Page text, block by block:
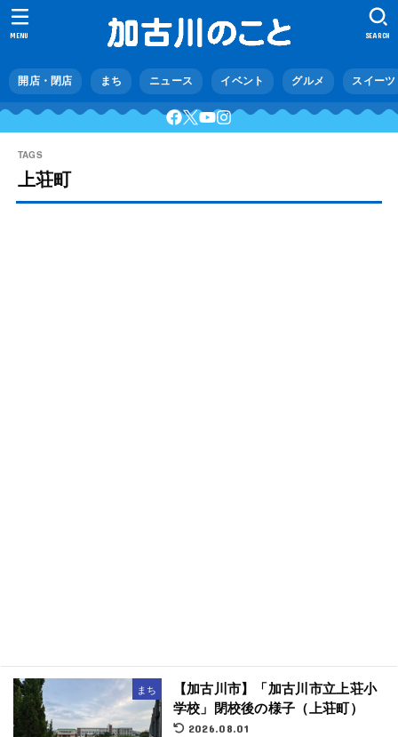
開店・閉店 まち ニュース イベント グルメ スイーツ
SEARCH
MENU
上荘町
まち
【加古川市】「加古川市立上荘小
学校」閉校後の様子（上荘町）
2026.08.01